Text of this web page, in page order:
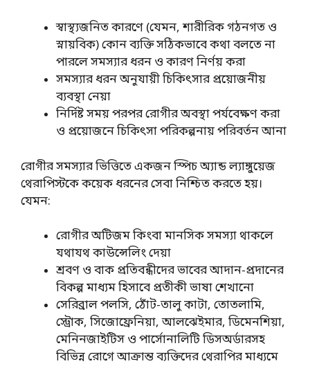
স্বাস্থ্যজনিত কারণে (যেমন, শারীরিক গঠনগত ও
স্নায়বিক) কোন ব্যক্তি সঠিকভাবে কথা বলতে না
পারলে সমস্যার ধরন ও কারণ নির্ণয় করা
সমস্যার ধরন অনুযায়ী চিকিৎসার প্রয়োজনীয়
ব্যবস্থা নেয়া
নির্দিষ্ট সময় পরপর রোগীর অবস্থা পর্যবেক্ষণ করা
ও প্রয়োজনে চিকিৎসা পরিকল্পনায় পরিবর্তন আনা
রোগীর সমস্যার ভিত্তিতে একজন স্পিচ অ্যান্ড ল্যাঙ্গুয়েজ
থেরাপিস্টকে কয়েক ধরনের সেবা নিশ্চিত করতে হয়।
যেমন:
রোগীর অটিজম কিংবা মানসিক সমস্যা থাকলে
যথাযথ কাউন্সেলিং দেয়া
শ্রবণ ও বাক প্রতিবন্ধীদের ভাবের আদান-প্রদানের
বিকল্প মাধ্যম হিসাবে প্রতীকী ভাষা শেখানো
সেরিব্রাল পলসি, ঠোঁট-তালু কাটা, তোতলামি,
স্ট্রোক, সিজোফ্রেনিয়া, আলঝেইমার, ডিমেনশিয়া,
মেনিনজাইটিস ও পার্সোনালিটি ডিসঅর্ডারসহ
বিভিন্ন রোগে আক্রান্ত ব্যক্তিদের থেরাপির মাধ্যমে